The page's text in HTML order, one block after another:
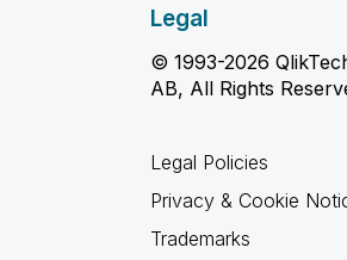
Legal
© 1993-2026
AB, All Rights
Legal Policies
Privacy & Cookie
Trademarks